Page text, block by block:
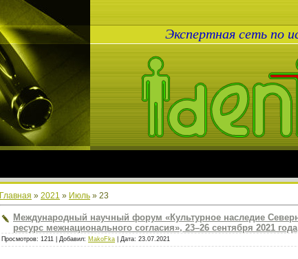
Экспертная сеть по
Главная » 2021 » Июль » 23
Международный научный форум «Культурное наследие
ресурс межнационального согласия», 23–26 сентября 2021 года
Просмотров: 1211 | Добавил: MakoFka | Дата: 23.07.2021